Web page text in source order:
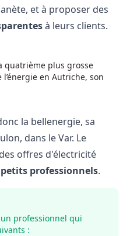
et à proposer des
à leurs clients.
quatrième plus grosse
en Autriche, son
la bellenergie, sa
dans le Var. Le
offres d'électricité
petits professionnels.
professionnel qui
: